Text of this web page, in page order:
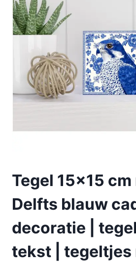
Tegel 15×15
Delfts blauw
decoratie |
tekst | tegeltjes